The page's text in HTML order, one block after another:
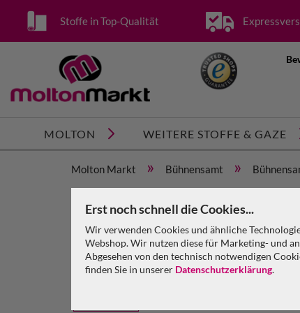
Erst noch schnell die Cookies...
Wir verwenden Cookies und ähnliche
Webshop. Wir nutzen diese für Marketing- und
Abgesehen von den technisch notwendigen
finden Sie in unserer Datenschutzerklärung.
Stoffe in Top-Qualität
MOLTON WEITERE STOFFE & GAZE
Molton Markt » Bühnensamt »